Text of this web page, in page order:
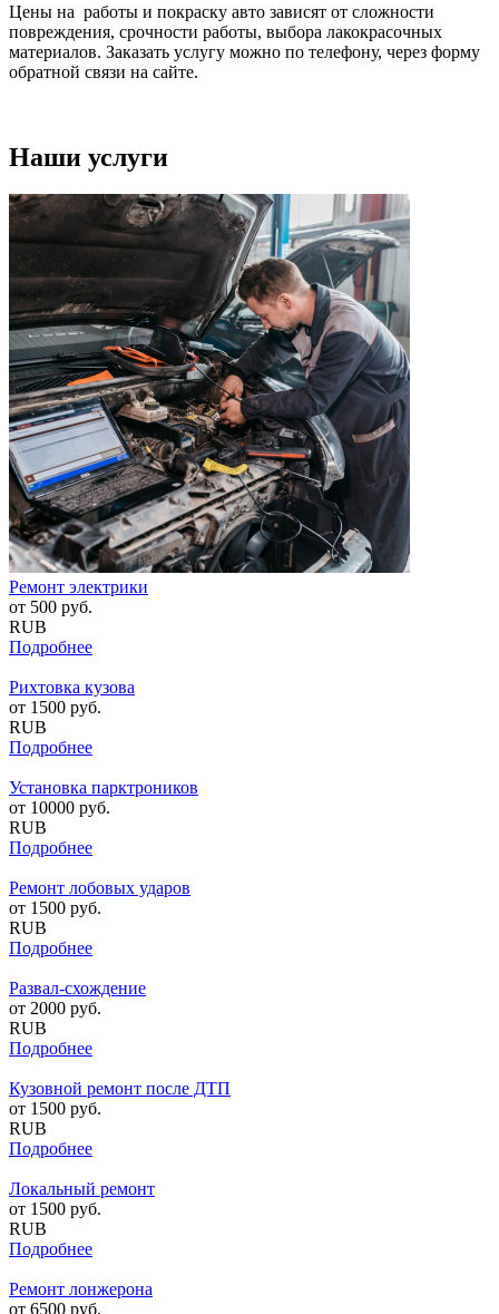
Цены на работы и покраску авто зависят от сложности
повреждения, срочности работы, выбора лакокрасочных
материалов. Заказать услугу можно по телефону, через форму
обратной связи на сайте.
Наши услуги
Ремонт электрики
от 500 руб.
RUB
Подробнее
Рихтовка кузова
от 1500 руб.
RUB
Подробнее
Установка парктроников
от 10000 руб.
RUB
Подробнее
Ремонт лобовых ударов
от 1500 руб.
RUB
Подробнее
Развал-схождение
от 2000 руб.
RUB
Подробнее
Кузовной ремонт после ДТП
от 1500 руб.
RUB
Подробнее
Локальный ремонт
от 1500 руб.
RUB
Подробнее
Ремонт лонжерона
от 6500 руб.